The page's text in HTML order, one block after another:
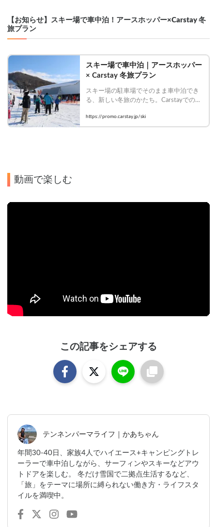
【お知らせ】スキー場で車中泊！アースホッパー×Carstay 冬
旅プラン
スキー場で車中泊｜アースホッパー
× Carstay 冬旅プラン
スキー場の駐車場でそのまま車中泊でき
る、新しい冬旅のかたち。Carstayでの予
を組み合わせることで、ゲレンデ直結の
滞在とリフト券の利用がスマートかつお
https://promo.carstay.jp/ski
動画で楽しむ
この記事をシェアする
テンネンパーマライフ｜かあちゃん
年間30-40日、家族4人でハイエース+キャンピングトレ
ーラーで車中泊しながら、サーフィンやスキーなどアウ
トドアを楽しむ。 冬だけ雪国で二拠点生活するなど、
「旅」をテーマに場所に縛られない働き方・ライフスタ
イルを満喫中。